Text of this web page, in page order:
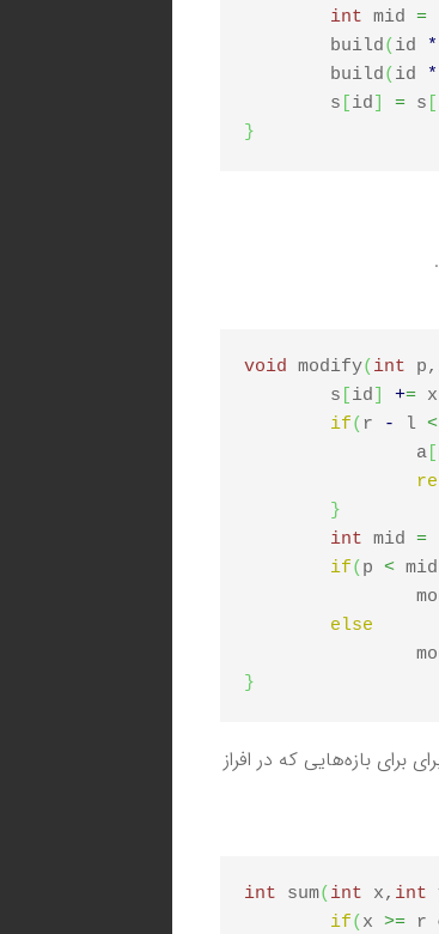
int mid =
	build
( id *
	build
( id *
	s
id = s
}
void modify( int p,
	s
id += x
if( r - l <
		a
}
int mid =
if( p < mid
else
}
برای بازه‌هایی که در افراز
int sum( int x, int
if( x >= r